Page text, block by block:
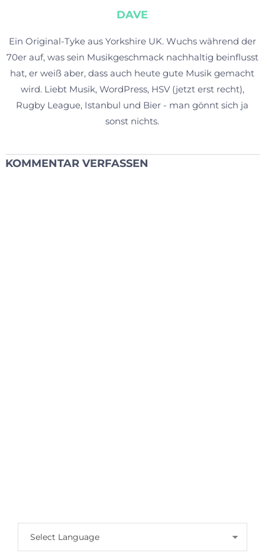
DAVE
Ein Original-Tyke aus Yorkshire UK. Wuchs während der
70er auf, was sein Musikgeschmack nachhaltig beinflusst
hat, er weiß aber, dass auch heute gute Musik gemacht
wird. Liebt Musik, WordPress, HSV (jetzt erst recht),
Rugby League, Istanbul und Bier - man gönnt sich ja
sonst nichts.
KOMMENTAR VERFASSEN